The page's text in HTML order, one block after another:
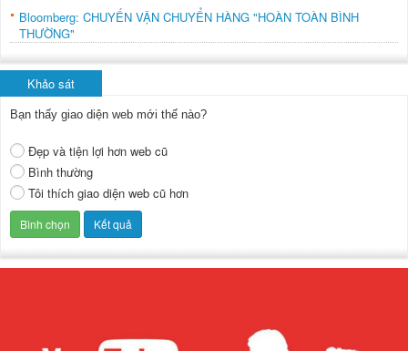
Bloomberg: CHUYẾN VẬN CHUYỂN HÀNG "HOÀN TOÀN BÌNH
THƯỜNG"
Khảo sát
Bạn thấy giao diện web mới thế nào?
Đẹp và tiện lợi hơn web cũ
Bình thường
Tôi thích giao diện web cũ hơn